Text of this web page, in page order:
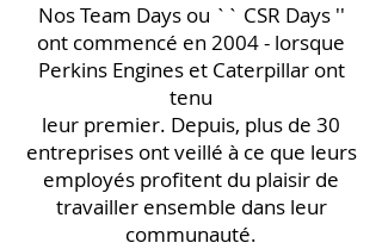
Nos Team Days ou `` CSR Days ''
ont commencé en 2004 - lorsque
Perkins Engines et Caterpillar ont
tenu
leur premier. Depuis, plus de 30
entreprises ont veillé à ce que leurs
employés profitent du plaisir de
travailler ensemble dans leur
communauté.